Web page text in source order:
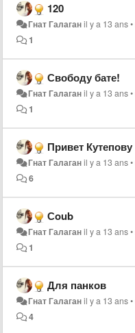
120
Гнат Галаганil y a 13 ans•
1
Свободу бате!
Гнат Галаганil y a 13 ans•
1
Привет Кутепову
Гнат Галаганil y a 13 ans•
6
Сoub
Гнат Галаганil y a 13 ans•
1
Для панков
Гнат Галаганil y a 13 ans•
4